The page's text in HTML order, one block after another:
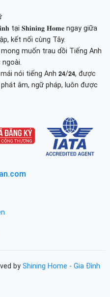
tại 𝐒𝐡𝐢𝐧𝐢𝐧𝐠 𝐇𝐨𝐦𝐞 ngay giữa
kết nối cùng Tây.
muốn trau dồi Tiếng Anh
nói tiếng Anh 𝟮𝟰/𝟮𝟰, được
âm, ngữ pháp, luôn được
by Shining Home - Gia Đình